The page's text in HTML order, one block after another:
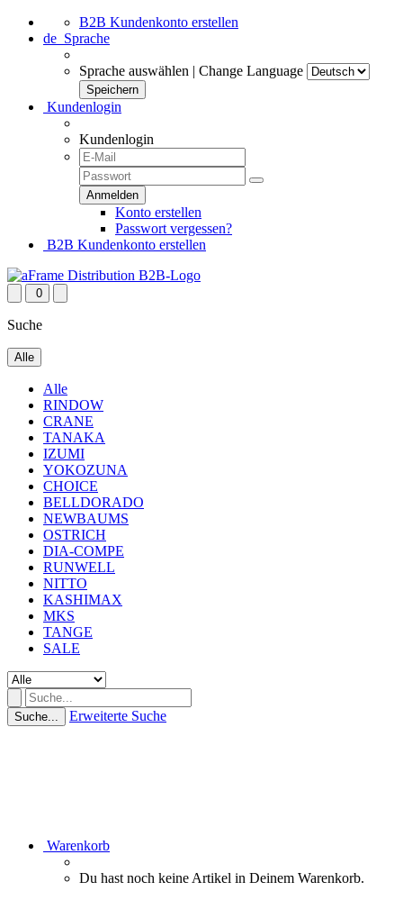
B2B Kundenkonto erstellen
de Sprache
Sprache auswählen | Change Language
Kundenlogin
Kundenlogin
Konto erstellen
Passwort vergessen?
B2B Kundenkonto erstellen
0
Suche
Alle
Alle
RINDOW
CRANE
TANAKA
IZUMI
YOKOZUNA
CHOICE
BELLDORADO
NEWBAUMS
OSTRICH
DIA-COMPE
RUNWELL
NITTO
KASHIMAX
MKS
TANGE
SALE
Suche... Erweiterte Suche
Warenkorb
Du hast noch keine Artikel in Deinem Warenkorb.